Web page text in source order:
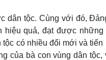
Xe máy
Tư vấn
dân tộc. Cùng với đó,
quả, đạt được những
tộc có nhiều đổi mới và
của bà con vùng dân tộc,